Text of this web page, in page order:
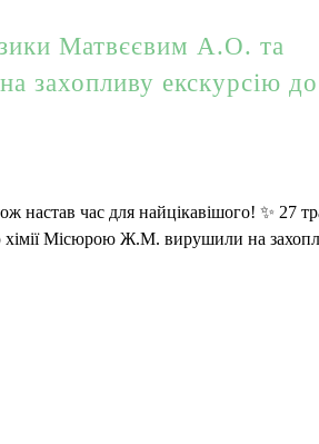
Матвєєвим А.О. та
захопливу екскурсію до
настав час для найцікавішого! ✨ 27
хімії Місюрою Ж.М. вирушили на